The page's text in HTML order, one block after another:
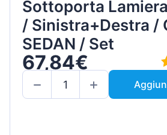
Sottoporta
/ Sinistra+Destra /
SEDAN / Set
67,84€